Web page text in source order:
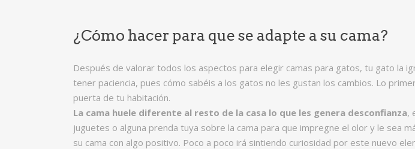
¿Cómo hacer para que se adapte a su cama?
Después de valorar todos los aspectos para elegir camas para gatos, tu gato la
tener paciencia, pues cómo sabéis a los gatos no les gustan los cambios. Lo
puerta de tu habitación.
La cama huele diferente al resto de la casa lo que les genera desconfianza,
juguetes o alguna prenda tuya sobre la cama para que impregne el olor y le sea
su cama con algo positivo. Poco a poco irá sintiendo curiosidad por este nuevo